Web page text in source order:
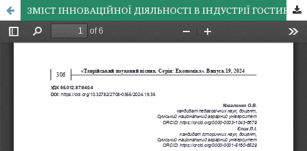
ЗМІСТ ІННОВАЦІЙНОЇ ДІЯЛЬНОСТІ В ІНДУСТРІЇ ГОСТИННОСТІ: ОСОБЛИВОСТІ ТА СПОСОБИ ЗДІЙСНЕННЯ